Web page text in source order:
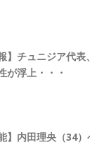
報】チュニジア代
が浮上・・・
能】内田理央（34